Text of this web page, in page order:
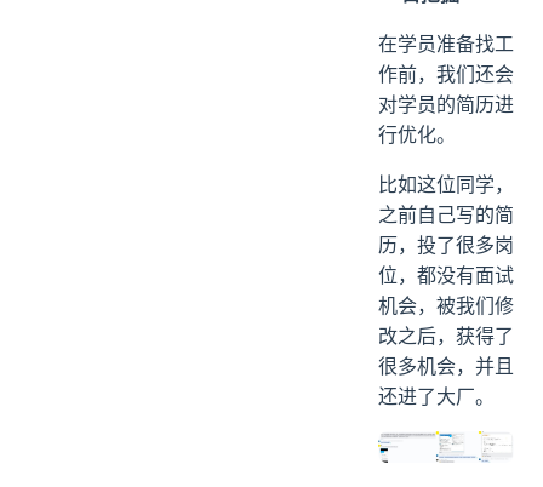
目挖掘
在学员准备找工
作前，我们还会
对学员的简历进
行优化。
比如这位同学，
之前自己写的简
历，投了很多岗
位，都没有面试